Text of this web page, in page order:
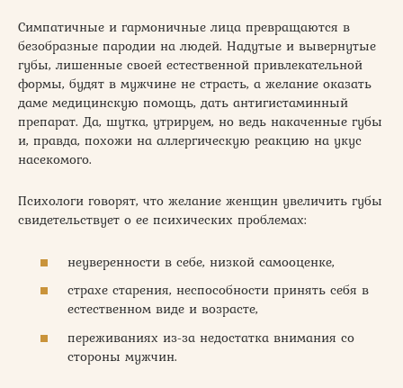
Симпатичные и гармоничные лица превращаются в
безобразные пародии на людей. Надутые и вывернутые
губы, лишенные своей естественной привлекательной
формы, будят в мужчине не страсть, а желание оказать
даме медицинскую помощь, дать антигистаминный
препарат. Да, шутка, утрируем, но ведь накаченные губы
и, правда, похожи на аллергическую реакцию на укус
насекомого.
Психологи говорят, что желание женщин увеличить губы
свидетельствует о ее психических проблемах:
неуверенности в себе, низкой самооценке,
страхе старения, неспособности принять себя в
естественном виде и возрасте,
переживаниях из-за недостатка внимания со
стороны мужчин.